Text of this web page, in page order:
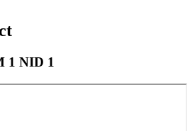
1 NID 1